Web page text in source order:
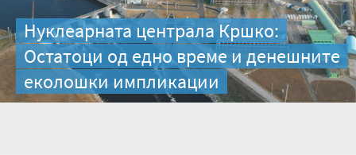
Нуклеарната централа Кршко:
Остатоци од едно време и денешните
еколошки импликации